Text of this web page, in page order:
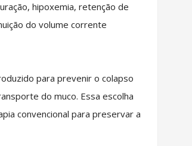
hipoxemia, retenção de
do volume corrente
para prevenir o colapso
do muco. Essa escolha
convencional para preservar a